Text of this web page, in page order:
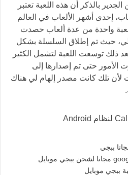
بالذكر أن هذه اللعبة تعتبر
إحدى أشهر الألعاب في العالم
واحدة من عدة ألعاب حصدت
حيث تم إطلاق السلسلة بشكل
ذلك توسعت اللعبة لتشمل الكثير
الأمور حتى تم إصدارها إلى
لأن تلك كانت مصدر إلهام لي هناك
ببجي موبايل